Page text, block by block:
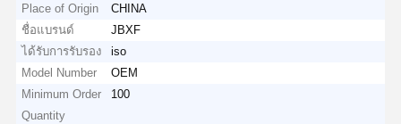
Place of Origin
CHINA
ชื่อแบรนด์
JBXF
ได้รับการรับรอง
iso
Model Number
OEM
Minimum Order
Quantity
100